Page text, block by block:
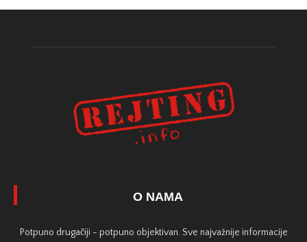
O NAMA
Potpuno drugačiji - potpuno objektivan. Sve najvažnije informacije